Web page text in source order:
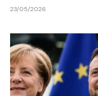
23/05/2026